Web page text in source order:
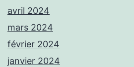
avril 2024
mars 2024
février 2024
janvier 2024